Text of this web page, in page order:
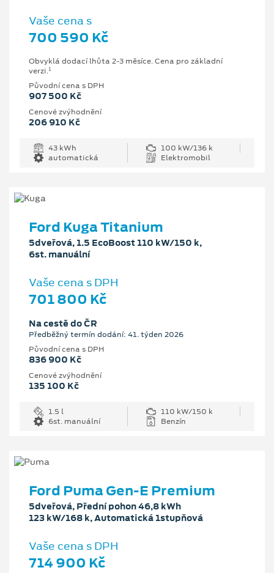
Vaše cena s
700 590 Kč
Obvyklá dodací lhůta 2-3 měsíce. Cena pro základní
verzi.1
Původní cena s DPH
907 500 Kč
Cenové zvýhodnění
206 910 Kč
43 kWh
100 kW/136 k
automatická
Elektromobil
Ford Kuga Titanium
5dveřová, 1.5 EcoBoost 110 kW/150 k,
6st. manuální
Vaše cena s DPH
701 800 Kč
Na cestě do ČR
Předběžný termín dodání: 41. týden 2026
Původní cena s DPH
836 900 Kč
Cenové zvýhodnění
135 100 Kč
1.5 l
110 kW/150 k
6st. manuální
Benzín
Ford Puma Gen-E Premium
5dveřová, Přední pohon 46,8 kWh
123 kW/168 k, Automatická 1stupňová
Vaše cena s DPH
714 900 Kč